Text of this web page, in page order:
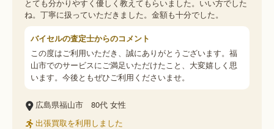
とても分かりやすく優しく教えてもらいました。いい方でした
ね。丁寧に扱っていただきました。金額も十分でした。
バイセルの査定士からのコメント
この度はご利用いただき、誠にありがとうございます。福
山市でのサービスにご満足いただけたこと、大変嬉しく思
います。今後ともぜひご利用くださいませ。
広島県福山市 80代 女性
出張買取を利用しました